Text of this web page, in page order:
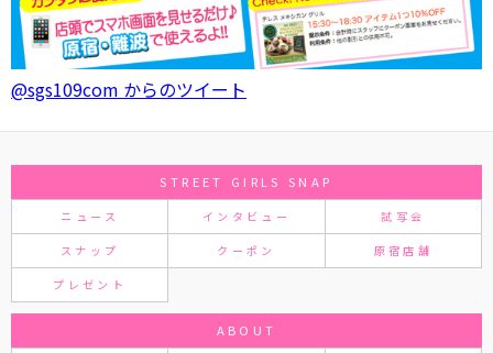
@sgs109com からのツイート
STREET GIRLS SNAP
ニュース インタビュー 試写会
スナップ クーポン 原宿店舗
プレゼント
ABOUT